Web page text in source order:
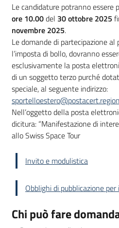
Le candidature potranno essere
ore 10.00del 30 ottobre 2025
novembre 2025.
Le domande di partecipazione
l’imposta di bollo, dovranno
esclusivamente la posta
di un soggetto terzo purché
speciale, al seguente indirizzo:
Nell’oggetto della posta
dicitura: “Manifestazione di
allo Swiss Space Tour
Invito e modulistica
Obblighi di pubblicazione
Chi può fare